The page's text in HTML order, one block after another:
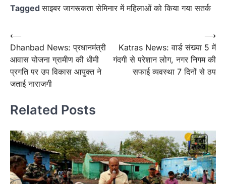
Taggedसाइबर जागरूकता सेमिनार में महिलाओं को किया गया सतर्क
Post
navigation
⟵
Dhanbad News: प्रधानमंत्री
आवास योजना ग्रामीण की धीमी
प्रगति पर उप विकास आयुक्त ने
जताई नाराजगी
Katras News: वार्ड संख्या 5 में
गंदगी से परेशान लोग, नगर निगम की
सफाई व्यवस्था 7 दिनों से ठप
⟶
Related Posts